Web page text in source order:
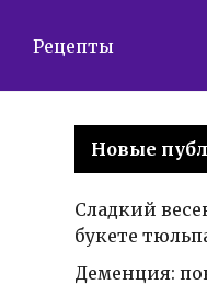
Рецепты
Новые
Сладкий
букете
Деменция: